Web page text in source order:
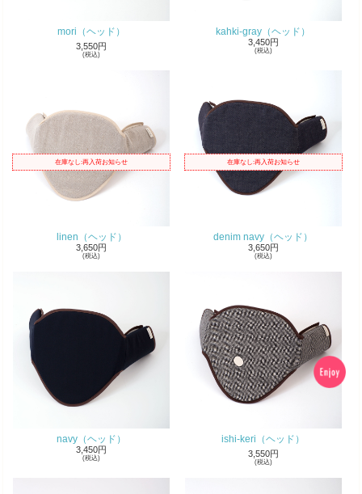
mori（ヘッド）
3,550円
(税込)
kahki-gray（ヘッド）
3,450円
(税込)
linen（ヘッド）
在庫なし:再入荷お知らせ
3,650円
(税込)
denim navy（ヘッド）
在庫なし:再入荷お知らせ
3,650円
(税込)
navy（ヘッド）
3,450円
(税込)
ishi-keri（ヘッド）
3,550円
(税込)